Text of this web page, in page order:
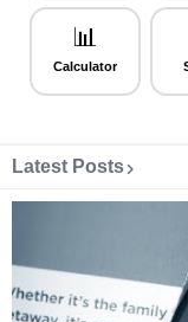
📊
Calculator
Latest Posts